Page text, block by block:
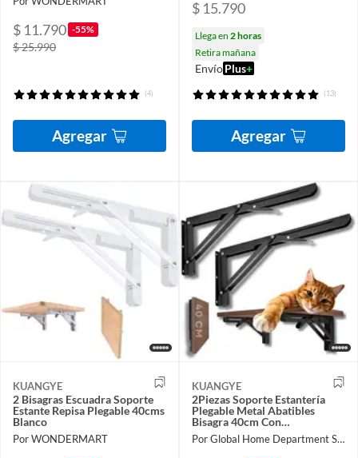
$ 11.790 -55%
$ 25.990
(4)
Agregar
$ 15.790
Llega en 2 horas
Retira mañana
EnvíoPlus+
(13)
Agregar
KUANGYE
2 Bisagras Escuadra Soporte
Estante Repisa Plegable 40cms
Blanco
Por WONDERMART
KUANGYE
2Piezas Soporte Estantería
Plegable Metal Abatibles
Bisagra 40cm Con
Tornillossado Carga 80KG
Negro
Por Global Home Department Store